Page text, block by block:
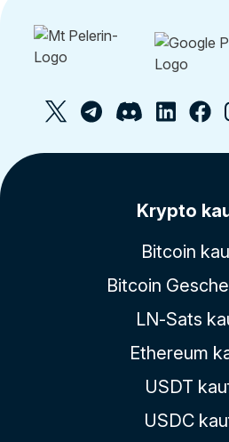
Krypto
Bitcoin
Bitcoin
LN-Sats
Ethereum
USDT
USDC